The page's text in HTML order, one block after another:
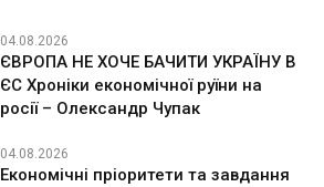
04.08.2026
ЄВРОПА НЕ ХОЧЕ БАЧИТИ УКРАЇНУ В
ЄС Хроніки економічної руїни на
росії – Олександр Чупак
04.08.2026
Економічні пріоритети та завдання